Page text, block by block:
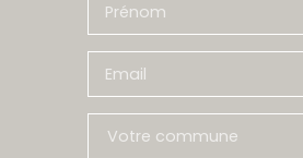
Prénom
Email
Votre commune